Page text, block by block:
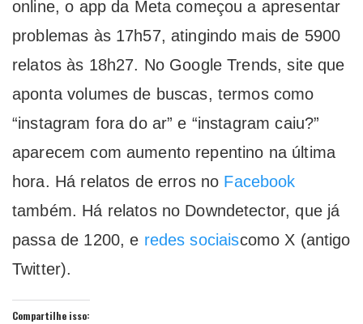
online, o app da Meta começou a apresentar
problemas às 17h57, atingindo mais de 5900
relatos às 18h27. No Google Trends, site que
aponta volumes de buscas, termos como
“instagram fora do ar” e “instagram caiu?”
aparecem com aumento repentino na última
hora. Há relatos de erros no Facebook
também. Há relatos no Downdetector, que já
passa de 1200, e redes sociaiscomo X (antigo
Twitter).
Compartilhe isso: